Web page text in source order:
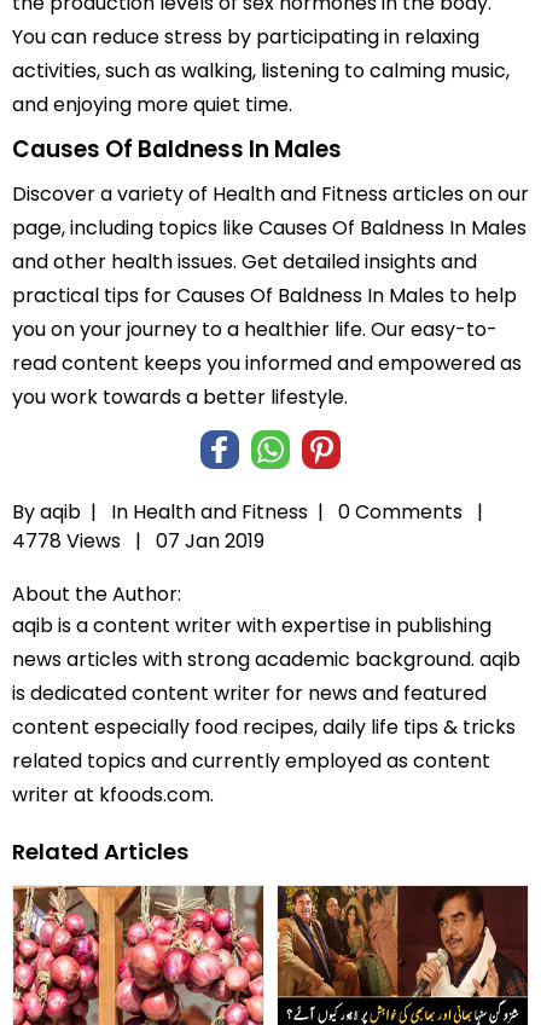
You can reduce stress by participating in relaxing
activities, such as walking, listening to calming music,
and enjoying more quiet time.
Causes Of Baldness In Males
Discover a variety of Health and Fitness articles on our
page, including topics like Causes Of Baldness In Males
and other health issues. Get detailed insights and
practical tips for Causes Of Baldness In Males to help
you on your journey to a healthier life. Our easy-to-
read content keeps you informed and empowered as
you work towards a better lifestyle.
By aqib | In Health and Fitness | 0 Comments |
4778 Views | 07 Jan 2019
About the Author:
aqib is a content writer with expertise in publishing
news articles with strong academic background. aqib
is dedicated content writer for news and featured
content especially food recipes, daily life tips & tricks
related topics and currently employed as content
writer at kfoods.com.
Related Articles